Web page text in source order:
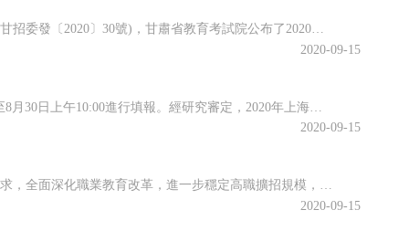
根據《關于做好2020年甘肅省成人高校和成人中等專業學校招生工作的通知》(甘招委發〔2020〕30號)，甘肅省教育考試院公布了2020年成人高校招生考試報名時間，詳細成人高考網上報名工作安排通知，跟隨查字典小編一起關注一下~2020年甘肅省成人高校招生考試報名時間確定根據《關于做好2020年甘肅省成...
2020-09-15
根據高招錄取日程安排，本科普通批次第二次征求志愿將于8月29日上午10:00至8月30日上午10:00進行填報。經研究審定，2020年上海市普通高校招生本科普通批次第二次征求志愿降分控制線為385分。查字典小編整理相關資訊，關注一下~本科普通批次第二次征求志愿填報即將開始根據高招錄取日程安排，本科普...
2020-09-15
為貫徹落實2020年《政府工作報告》關于“今明兩年高職院校擴招200萬人”的要求，全面深化職業教育改革，進一步穩定高職擴招規模，確保高質量完成2020年高職擴招專項工作，安徽省教育廳公布關于做好2020年高職院校擴招專項工作的通知。跟隨查字典小編一起關注一下吧~安徽省教育廳等六部門關于做好2020年...
2020-09-15